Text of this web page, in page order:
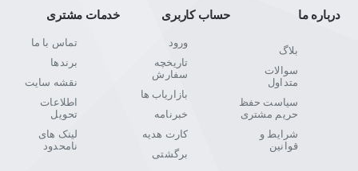
درباره ما
بلاگ
سوالات
متداول
سیاست حفظ
حریم مشتری
شرایط و
قوانین
حساب کاربری
ورود
تاریخچه
سفارش
بازاریاب ها
خبرنامه
کارت هدیه
برگشتی
خدمات مشتری
تماس با ما
برندها
نقشه سایت
اطلاعات
تحویل
لینک های
نامحدود